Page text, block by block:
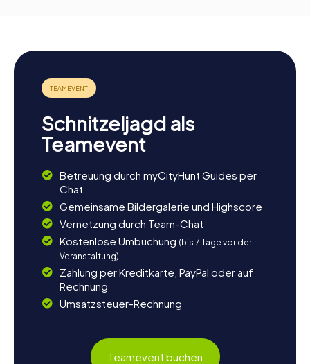
Schnitzeljagd als
Teamevent
Betreuung durch myCityHunt Guides per
Chat
Gemeinsame Bildergalerie und Highscore
Vernetzung durch Team-Chat
Kostenlose Umbuchung (bis 7 Tage vor der
Veranstaltung)
Zahlung per Kreditkarte, PayPal oder auf
Rechnung
Umsatzsteuer-Rechnung
Teamevent buchen